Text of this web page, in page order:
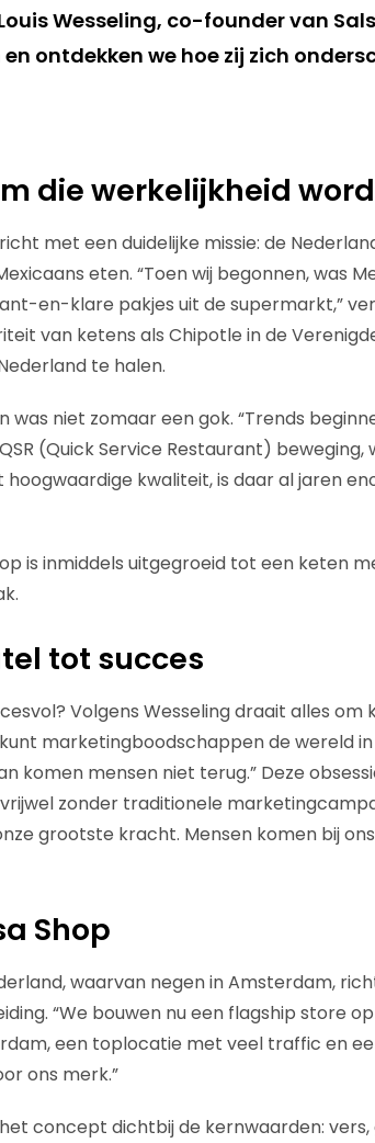
Wesseling, co-founder van
ontdekken we hoe zij zich
die werkelijkheid
met een duidelijke missie: de
eten. “Toen wij begonnen, was
en-klare pakjes uit de supermarkt,”
van ketens als Chipotle in de
te halen.
was niet zomaar een gok. “Trends
(Quick Service Restaurant) beweging,
kwaliteit, is daar al jaren
is inmiddels uitgegroeid tot een keten
tot succes
Volgens Wesseling draait alles om
kunt marketingboodschappen de wereld
komen mensen niet terug.” Deze
zonder traditionele
grootste kracht. Mensen komen bij
Shop
waarvan negen in Amsterdam,
“We bouwen nu een flagship store
een toplocatie met veel traffic en
ons merk.”
concept dichtbij de kernwaarden: vers,